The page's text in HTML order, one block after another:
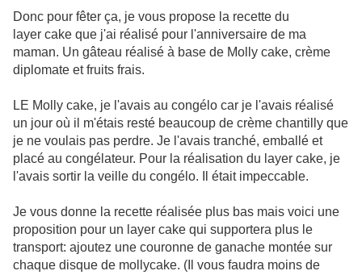
Donc pour fêter ça, je vous propose la recette du
layer cake que j'ai réalisé pour l'anniversaire de ma
maman. Un gâteau réalisé à base de Molly cake, crème
diplomate et fruits frais.
LE Molly cake, je l'avais au congélo car je l'avais réalisé
un jour où il m'étais resté beaucoup de crème chantilly que
je ne voulais pas perdre. Je l'avais tranché, emballé et
placé au congélateur. Pour la réalisation du layer cake, je
l'avais sortir la veille du congélo. Il était impeccable.
Je vous donne la recette réalisée plus bas mais voici une
proposition pour un layer cake qui supportera plus le
transport: ajoutez une couronne de ganache montée sur
chaque disque de mollycake. (Il vous faudra moins de